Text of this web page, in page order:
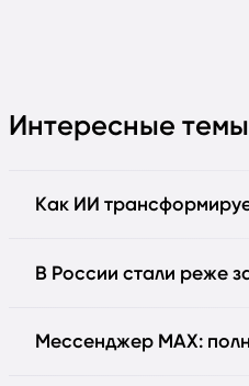
Интересные темы
Как ИИ
В России стали реже
Мессенджер MAX: